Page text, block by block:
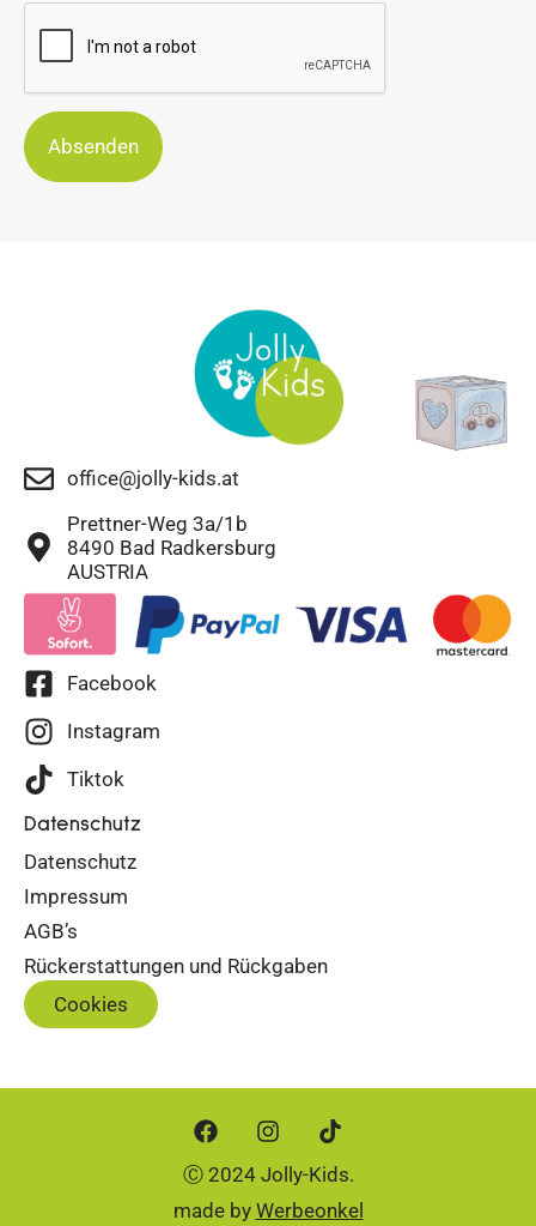
Absenden
office@jolly-kids.at
Prettner-Weg 3a/1b
8490 Bad Radkersburg
AUSTRIA
Facebook
Instagram
Tiktok
Datenschutz
Datenschutz
Impressum
AGB’s
Rückerstattungen und Rückgaben
Cookies
made by Werbeonkel
Ⓒ 2024 Jolly-Kids.